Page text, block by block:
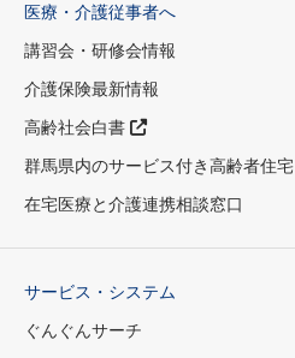
医療・介護従事者へ
講習会・研修会情報
介護保険最新情報
高齢社会白書
群馬県内のサービス付き高齢者住宅
在宅医療と介護連携相談窓口
サービス・システム
ぐんぐんサーチ